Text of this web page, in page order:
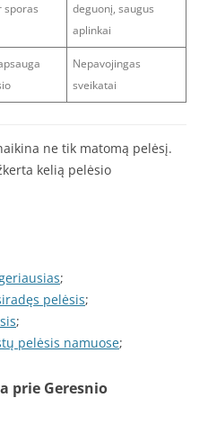
sporas
deguonį, saugus
aplinkai
Nepavojingas
sveikatai
ne tik matomą pelėsį.
kelią pelėsio
;
pelėsis;
;
pelėsis namuose;
prie Geresnio